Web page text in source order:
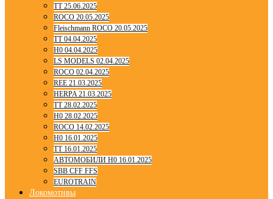
TT 25.06.2025
ROCO 20.05.2025
Fleischmann ROCO 20.05.2025
TT 04.04.2025
H0 04.04.2025
LS MODELS 02.04.2025
ROCO 02.04.2025
REE 21.03.2025
HERPA 21.03.2025
TT 28.02.2025
H0 28.02.2025
ROCO 14.02.2025
H0 16.01.2025
TT 16.01.2025
АВТОМОБИЛИ H0 16.01.2025
SBB CFF FFS
EUROTRAIN
Локомотивы